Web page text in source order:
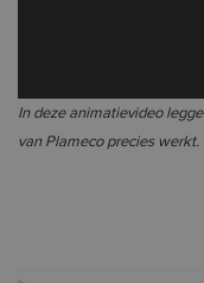
In deze animatievideo
van Plameco precies werkt.